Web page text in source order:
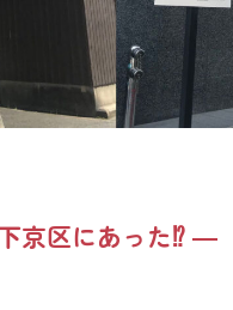
京区にあった⁉―